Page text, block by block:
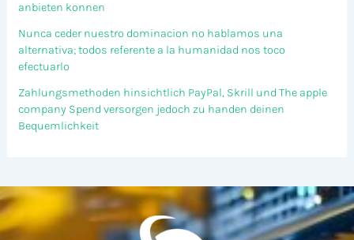
anbieten konnen
Nunca ceder nuestro dominacion no hablamos una
alternativa; todos referente a la humanidad nos toco
efectuarlo
Zahlungsmethoden hinsichtlich PayPal, Skrill und The apple
company Spend versorgen jedoch zu handen deinen
Bequemlichkeit